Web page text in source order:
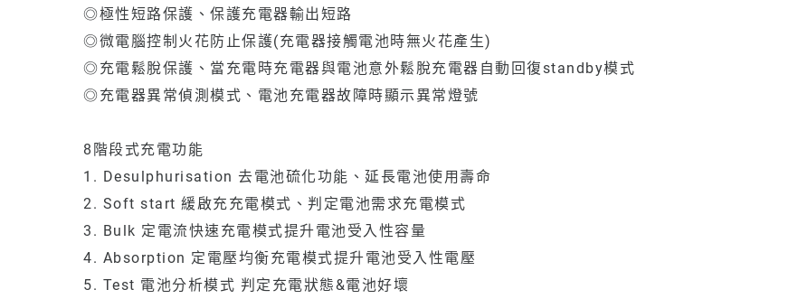
◎極性短路保護、保護充電器輸出短路
◎微電腦控制火花防止保護(充電器接觸電池時無火花產生)
◎充電鬆脫保護、當充電時充電器與電池意外鬆脫充電器自動回復standby模式
◎充電器異常偵測模式、電池充電器故障時顯示異常燈號
8階段式充電功能
1. Desulphurisation 去電池硫化功能、延長電池使用壽命
2. Soft start 緩啟充充電模式、判定電池需求充電模式
3. Bulk 定電流快速充電模式提升電池受入性容量
4. Absorption 定電壓均衡充電模式提升電池受入性電壓
5. Test 電池分析模式 判定充電狀態&電池好壞